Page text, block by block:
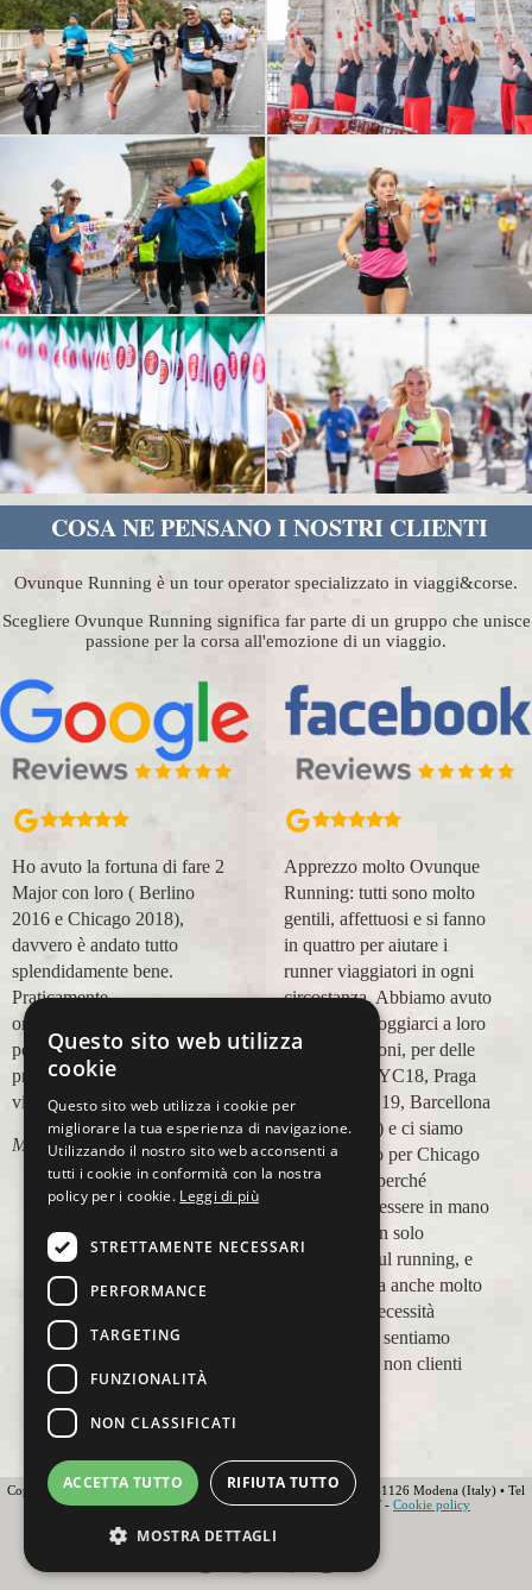
COSA NE PENSANO I NOSTRI CLIENTI
Ovunque Running è un tour operator specializzato in viaggi&corse.
Scegliere Ovunque Running significa far parte di un gruppo che unisce
passione per la corsa all'emozione di un viaggio.
Ho avuto la fortuna di fare 2
Major con loro ( Berlino
2016 e Chicago 2018),
davvero è andato tutto
splendidamente bene.
Praticamente
organizzazione
perfetta,dalla
prenotazione,mesi prima,al
viaggio.
Marco Ceseri
Apprezzo molto Ovunque
Running: tutti sono molto
gentili, affettuosi e si fanno
in quattro per aiutare i
runner viaggiatori in ogni
circostanza. Abbiamo avuto
modo di appoggiarci a loro
in più occasioni, per delle
maratone (NYC18, Praga
19, Valencia 19, Barcellona
21, NYC 22) e ci siamo
affidati a loro per Chicago
23 (ottobre) perché
sappiamo di essere in mano
a persone non solo
competenti sul running, e
sulle città, ma anche molto
attente alle necessità
personali. Ci sentiamo
ospiti, amici, non clienti
Copyright 2012 Ovunque Running s.r.l • Strada delle Fornaci 20 • 41126 Modena (Italy) • Tel
+39 059 219566 • T.O.U.R.S MEMBER • IATA • FIAVET - Cookie policy
Questo sito web utilizza
cookie
Questo sito web utilizza i cookie per
migliorare la tua esperienza di navigazione.
Utilizzando il nostro sito web acconsenti a
tutti i cookie in conformità con la nostra
policy per i cookie. Leggi di più
STRETTAMENTE NECESSARI
PERFORMANCE
TARGETING
FUNZIONALITÀ
NON CLASSIFICATI
ACCETTA TUTTO RIFIUTA TUTTO
MOSTRA DETTAGLI